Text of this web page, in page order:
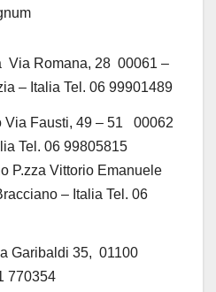
Via Romana, 28 00061 –
– Italia Tel. 06 99901489
Via Fausti, 49 – 51 00062
Tel. 06 99805815
P.zza Vittorio Emanuele
– Italia Tel. 06
Garibaldi 35, 01100
770354